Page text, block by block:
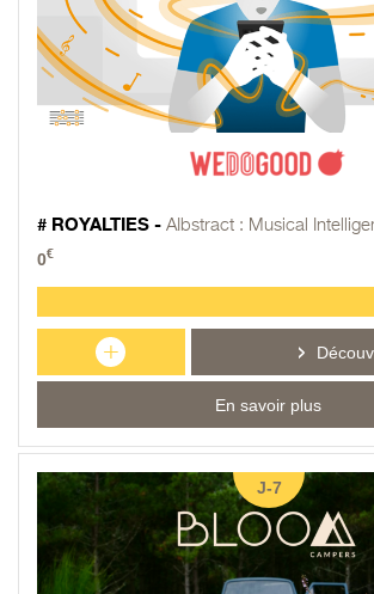
# ROYALTIES - AIbstract : Musical
0€
+
En savoir plus
J-7